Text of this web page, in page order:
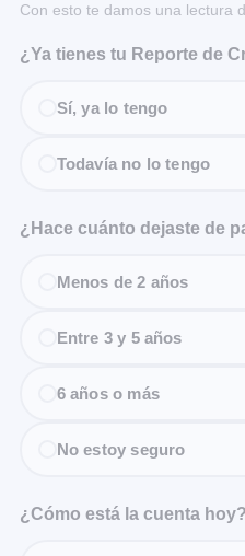
Con esto te damos una lectura
¿Ya tienes tu Reporte de
Sí, ya lo tengo
Todavía no lo tengo
¿Hace cuánto dejaste de
Menos de 2 años
Entre 3 y 5 años
6 años o más
No estoy seguro
¿Cómo está la cuenta hoy?